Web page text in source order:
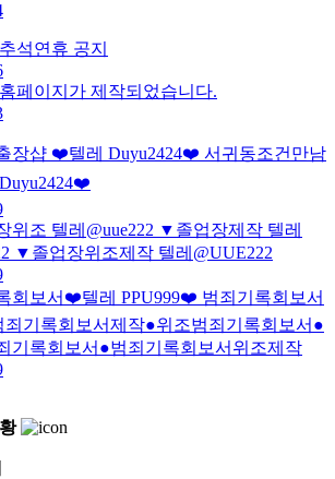
석연휴 공지
페이지가 제작되었습니다.
장샵 ❤️텔레 Duyu2424❤️ 서귀동조건만남
위조 텔레@uue222 ▼졸업장제작 텔레
▼졸업장위조제작 텔레@UUE222
회보서❤️텔레 PPU999❤️ 범죄기록회보서
죄기록회보서제작●위조범죄기록회보서●
기록회보서●범죄기록회보서위조제작